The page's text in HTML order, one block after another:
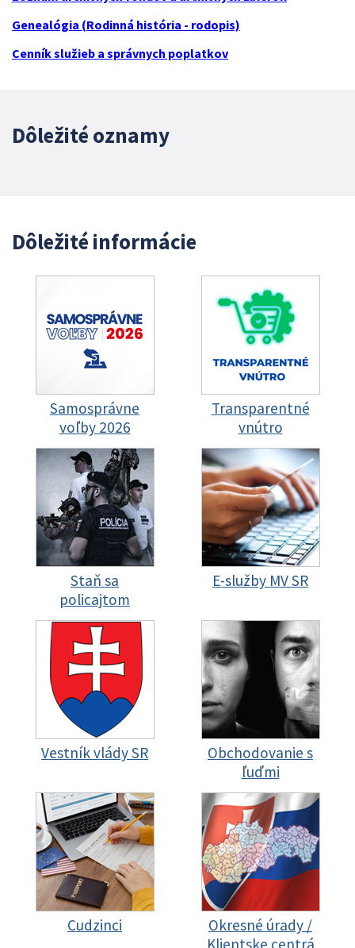
Genealógia (Rodinná história - rodopis)
Cenník služieb a správnych poplatkov
Dôležité oznamy
Dôležité informácie
Samosprávne
voľby 2026
Transparentné
vnútro
Staň sa
policajtom
E-služby MV SR
Vestník vlády SR
Obchodovanie s
ľuďmi
Cudzinci
Okresné úrady /